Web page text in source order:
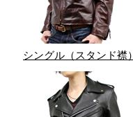
シングル（スタンド襟）